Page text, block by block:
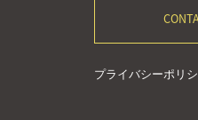
プライバシーポリ